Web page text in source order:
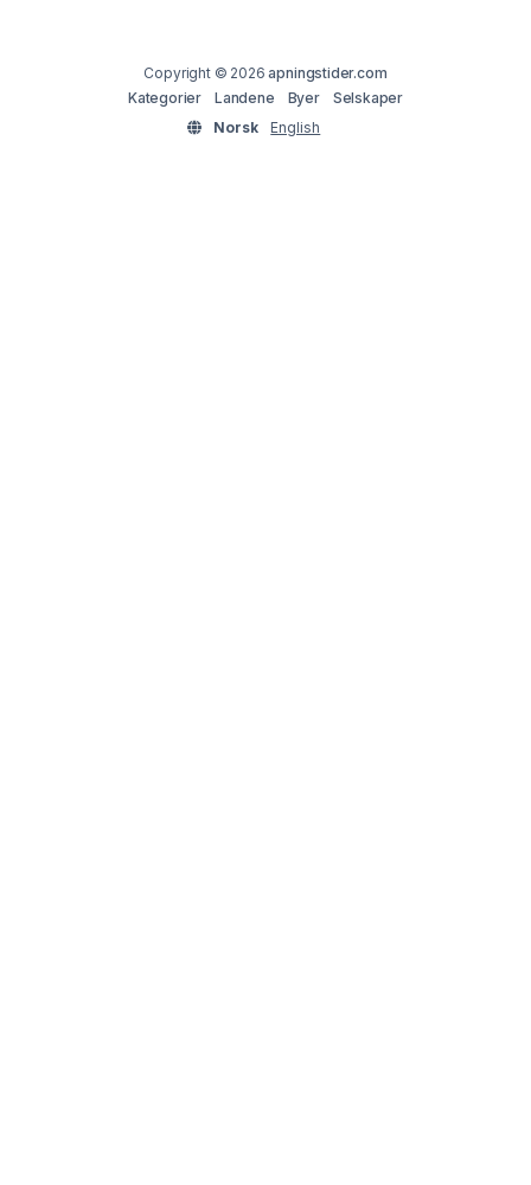
Copyright © 2026apningstider.com
Kategorier
Landene Byer
Selskaper
Norsk
English